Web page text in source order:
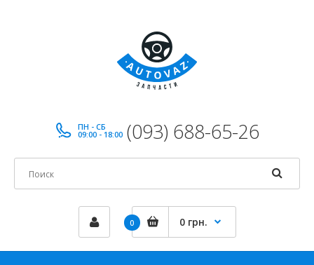
ПН - СБ
09:00 - 18:00 (093) 688-65-26
0 0 грн.